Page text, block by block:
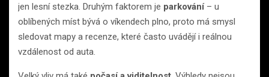
jen lesní stezka. Druhým faktorem je parkování– u
oblíbených míst bývá o víkendech plno, proto má smysl
sledovat mapy a recenze, které často uvádějí i reálnou
vzdálenost od auta.